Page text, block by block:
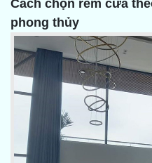
Cách chọn rèm cửa
phong thủy